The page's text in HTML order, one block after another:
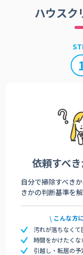
ハウスク
依頼すべ
自分で掃除すべき
きかの判断基準を解
こんな方
汚れが落ちなくて
時間をかけたくな
引越し・転居の予